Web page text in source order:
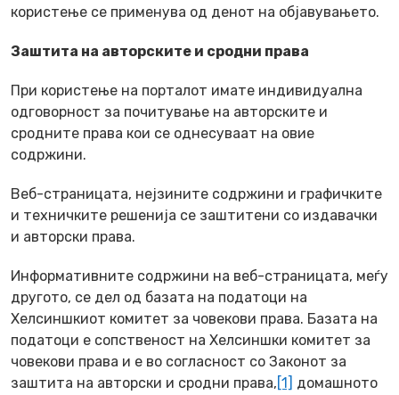
користење се применува од денот на објавувањето.
Заштита на авторските и сродни права
При користење на порталот имате индивидуална
одговорност за почитување на авторските и
сродните права кои се однесуваат на овие
содржини.
Веб-страницата, нејзините содржини и графичките
и техничките решенија се заштитени со издавачки
и авторски права.
Информативните содржини на веб-страницата, меѓу
другото, се дел од базата на податоци на
Хелсиншкиот комитет за човекови права. Базата на
податоци е сопственост на Хелсиншки комитет за
човекови права и е во согласност со Законот за
заштита на авторски и сродни права,[1] домашното